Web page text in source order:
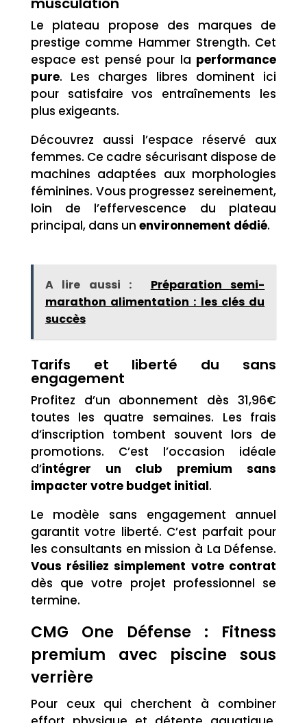
Le plateau propose des marques de
prestige comme Hammer Strength. Cet
espace est pensé pour la performance
pure. Les charges libres dominent ici
pour satisfaire vos entraînements les
plus exigeants.
Découvrez aussi l’espace réservé aux
femmes. Ce cadre sécurisant dispose de
machines adaptées aux morphologies
féminines. Vous progressez sereinement,
loin de l’effervescence du plateau
principal, dans un environnement dédié.
A lire aussi :
Préparation semi-
marathon alimentation : les clés du
succès
Tarifs et liberté du sans
engagement
Profitez d’un abonnement dès 31,96€
toutes les quatre semaines. Les frais
d’inscription tombent souvent lors de
promotions. C’est l’occasion idéale
d’intégrer un club premium sans
impacter votre budget initial.
Le modèle sans engagement annuel
garantit votre liberté. C’est parfait pour
les consultants en mission à La Défense.
Vous résiliez simplement votre contrat
dès que votre projet professionnel se
termine.
CMG One Défense : Fitness
premium avec piscine sous
verrière
Pour ceux qui cherchent à combiner